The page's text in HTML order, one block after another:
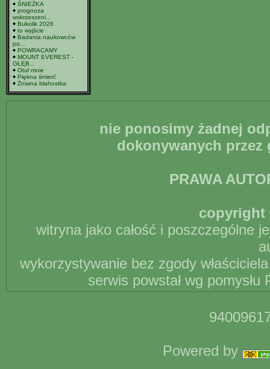
ŚNIEŻKA
prognoza
wskrzeszeni...
Bukolik 2026
to wyjście
Badania naukowców
po...
POWRACAMY
MOUNT EVEREST -
GŁĘB...
Otul mnie
Piękna śmierć
Żniwna błahostka
nie ponosimy żadnej
dokonywanych
PRAWA
copyright
witryna jako całość i poszczególne
wykorzystywanie bez zgody
serwis powstał wg
Powered by